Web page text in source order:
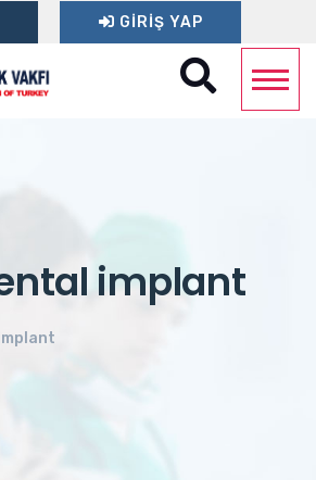
GIRIŞ YAP
implant